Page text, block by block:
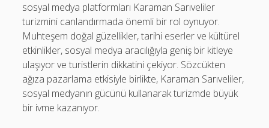
sosyal medya platformları Karaman Sarıveliler
turizmini canlandırmada önemli bir rol oynuyor.
Muhteşem doğal güzellikler, tarihi eserler ve kültürel
etkinlikler, sosyal medya aracılığıyla geniş bir kitleye
ulaşıyor ve turistlerin dikkatini çekiyor. Sözcükten
ağıza pazarlama etkisiyle birlikte, Karaman Sarıveliler,
sosyal medyanın gücünü kullanarak turizmde büyük
bir ivme kazanıyor.